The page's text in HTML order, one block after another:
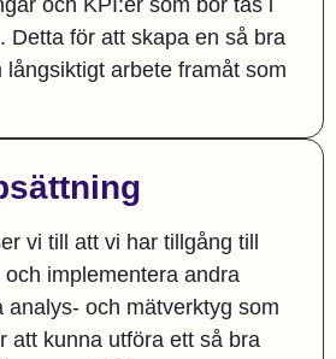
och KPI:er som bör tas i
Detta för att skapa en så bra
långsiktigt arbete framåt som
vi till att vi har tillgång till
och implementera andra
analys- och mätverktyg som
att kunna utföra ett så bra